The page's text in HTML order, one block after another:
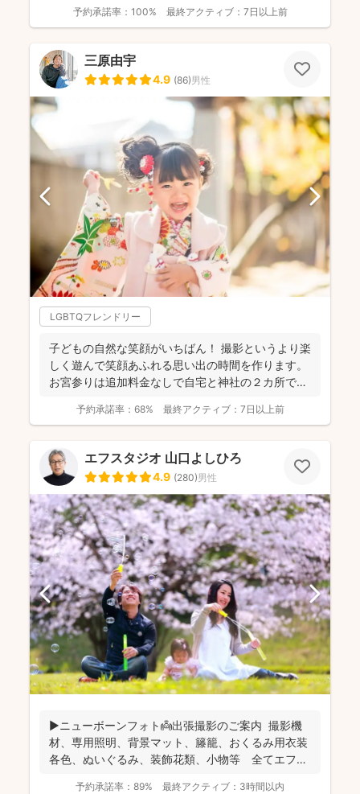
予約承諾率： 100% 最終アクティブ： 7日以上前
三原由宇
4.9 (86)男性
LGBTQフレンドリー
子どもの自然な笑顔がいちばん！ 撮影というより楽
しく遊んで笑顔あふれる思い出の時間を作ります。
お宮参りは追加料金なしで自宅と神社の２カ所で撮
予約承諾率： 68% 最終アクティブ： 7日以上前
エフスタジオ 山口よしひろ
4.9 (280)男性
▶︎ニューボーンフォト👼出張撮影のご案内 撮影機
材、専用照明、背景マット、籐籠、おくるみ用衣装
各色、ぬいぐるみ、装飾花類、小物等 全てエフ・
予約承諾率： 89% 最終アクティブ： 3時間以内